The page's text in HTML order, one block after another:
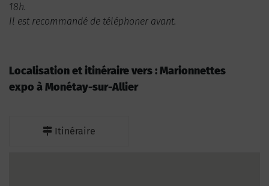
18h.
Il est recommandé de téléphoner avant.
Localisation et itinéraire vers : Marionnettes
expo à Monétay-sur-Allier
Itinéraire